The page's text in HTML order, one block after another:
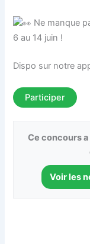
Ne manque
6 au 14 juin !
Dispo sur notre
Participer
Ce concours
Voir les